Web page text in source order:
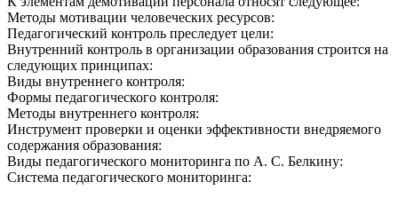
Методы мотивации человеческих ресурсов:
Педагогический контроль преследует цели:
Внутренний контроль в организации образования строится на
следующих принципах:
Виды внутреннего контроля:
Формы педагогического контроля:
Методы внутреннего контроля:
Инструмент проверки и оценки эффективности внедряемого
содержания образования:
Виды педагогического мониторинга по А. С. Белкину:
Система педагогического мониторинга: